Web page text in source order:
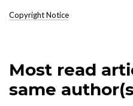
Copyright Notice
Most read
same